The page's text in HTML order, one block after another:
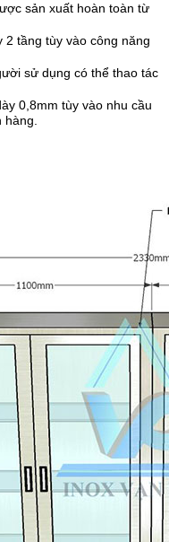
sản xuất hoàn toàn từ
tầng tùy vào công năng
sử dụng có thể thao tác
0,8mm tùy vào nhu cầu
hàng.